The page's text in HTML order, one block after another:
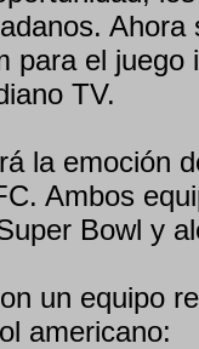
para el juego
TV.
la emoción
Ambos
Bowl y
un equipo
americano: